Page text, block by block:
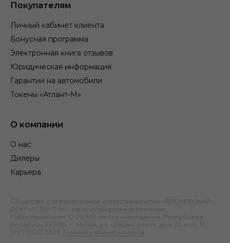
Покупателям
Личный кабинет клиента
Бонусная программа
Электронная книга отзывов
Юридическая информация
Гарантии на автомобили
Токены «Атлант-М»
О компании
О нас
Дилеры
Карьера
Общество с ограниченной ответственностью «БРОКЕРСКИЙ
ДОМ «АТЛАНТ-М», зарегистрировано Минским
горисполкомом 10.09.1991; место нахождения: Республика
Беларусь, 220019, г. Минск, ул. Шаранговича, дом 22, ком. 10;
УНП 100023303.
Личный кабинет клиента